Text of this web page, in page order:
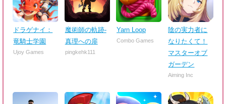
ドラゲナイ：
竜騎士学園
Ujoy Games
魔術師の軌跡-
真理への扉
pingkehk111
Yarn Loop
Combo Games
陰の実力者に
なりたくて！
マスターオブ
ガーデン
Aiming Inc